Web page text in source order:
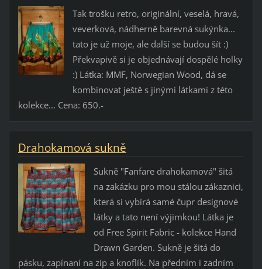
Tak trošku retro, originální, veselá, hravá,
veverková, nádherně barevná sukýnka...
tato je už moje, ale další se budou šít :)
Překvapivě si je objednávají dospělé holky
:) Látka: MMF, Norwegian Wood, dá se
kombinovat ještě s jinými látkami z této
kolekce... Cena: 650.-
Drahokamová sukně
Sukně "Fanfare drahokamová" šitá
na zakázku pro mou stálou zákaznici,
která si vybírá samé čupr designové
látky a tato není výjimkou! Látka je
od Free Spirit Fabric - kolekce Hand
Drawn Garden. Sukně je šitá do
pásku, zapínaní na zip a knoflík. Na předním i zadním